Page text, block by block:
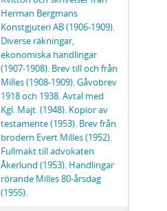
Herman Bergmans
Konstgjuteri AB (1906-1909).
Diverse räkningar,
ekonomiska handlingar
(1907-1908). Brev till och från
Milles (1908-1909). Gåvobrev
1918 och 1938. Avtal med
Kgl. Majt. (1948). Kopior av
testamente (1953). Brev från
brodern Evert Milles (1952).
Fullmakt till advokaten
Åkerlund (1953). Handlingar
rörande Milles 80-årsdag
(1955).